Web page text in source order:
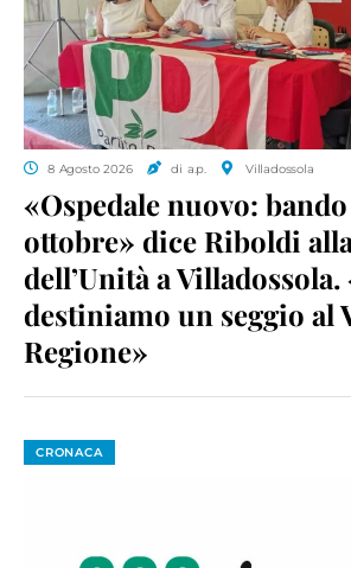
8 Agosto 2026 di a.p. Villadossola
«Ospedale nuovo:
ottobre» dice Riboldi
dell’Unità a Villadossola.
destiniamo un seggio al
Regione»
CRONACA